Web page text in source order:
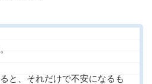
と、それだけで不安になるも